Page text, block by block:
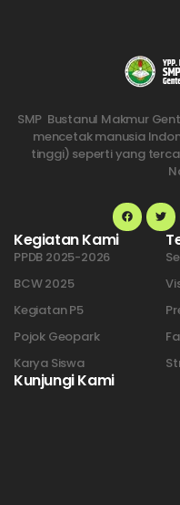
SMP Bustanul Makmur
mencetak manusia
tinggi) seperti yang
Kegiatan Kami
PPDB 2025-2026
BCW 2025
Kegiatan P5
Pojok Geopark
Karya Siswa
Kunjungi Kami